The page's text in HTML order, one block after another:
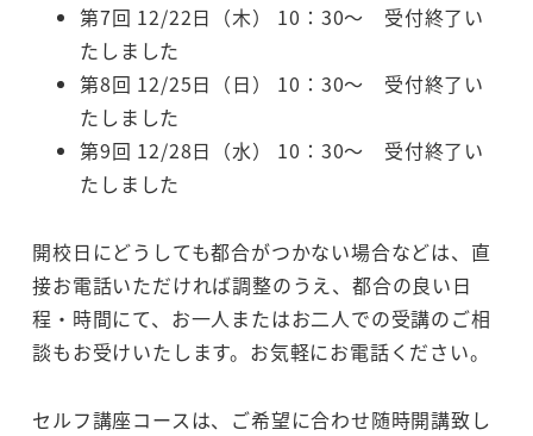
第7回 12/22日（木） 10：30～ 受付終了い
たしました
第8回 12/25日（日） 10：30～ 受付終了い
たしました
第9回 12/28日（水） 10：30～ 受付終了い
たしました
開校日にどうしても都合がつかない場合などは、直
接お電話いただければ調整のうえ、都合の良い日
程・時間にて、お一人またはお二人での受講のご相
談もお受けいたします。お気軽にお電話ください。
セルフ講座コースは、ご希望に合わせ随時開講致し